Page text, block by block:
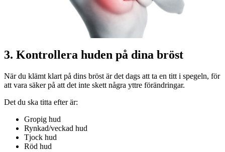
3. Kontrollera huden på dina bröst
När du klämt klart på dins bröst är det dags att ta en titt i spegeln, för
att vara säker på att det inte skett några yttre förändringar.
Det du ska titta efter är:
Gropig hud
Rynkad/veckad hud
Tjock hud
Röd hud